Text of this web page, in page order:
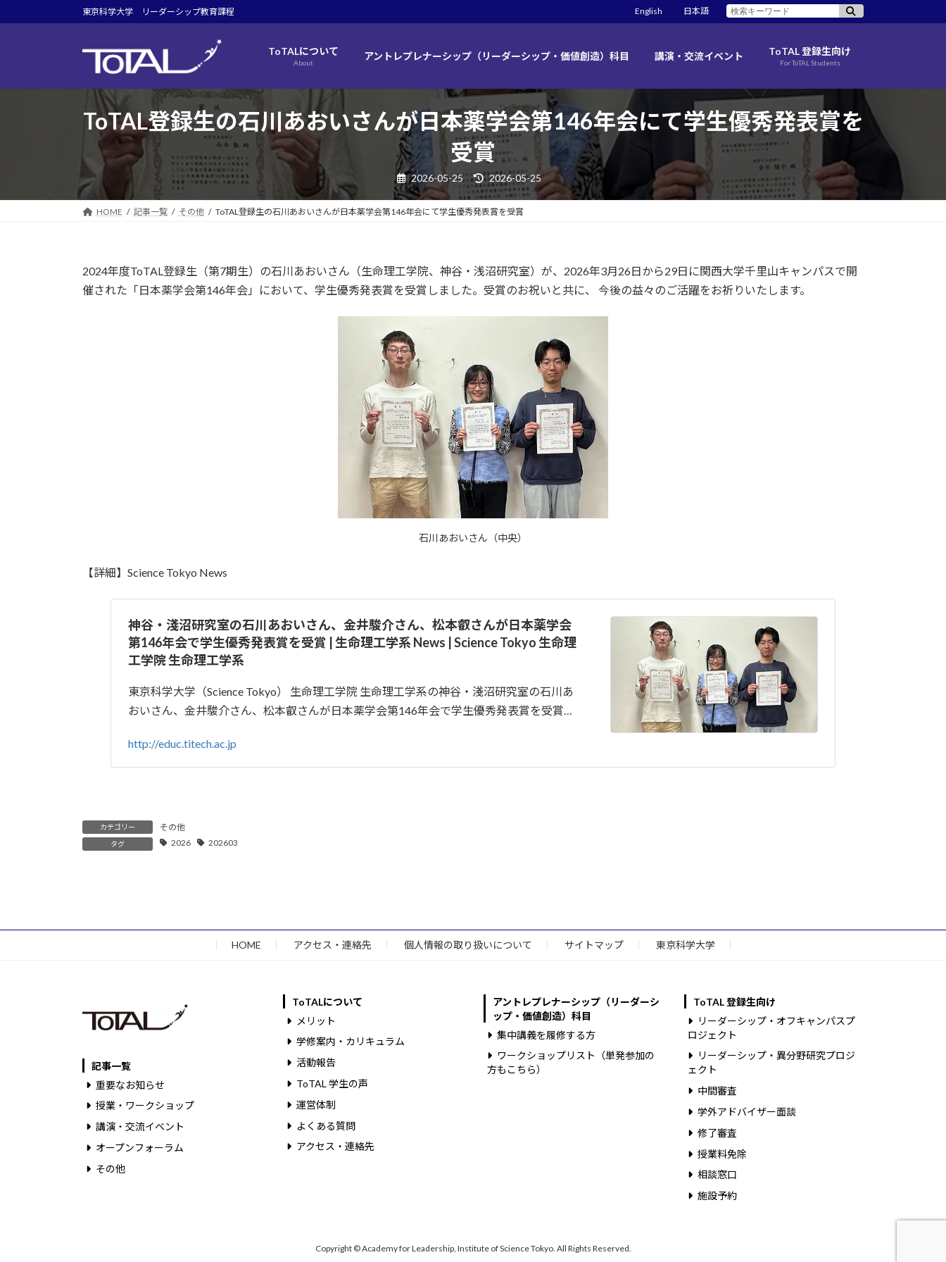
ン
へ
ビ
ョ
東京科学大学 リーダーシップ教育課程 English 日本語
検
索:
ToTALについて
About
アントレプレナーシップ（リーダーシップ・価値創造）科目 講演・交流イベント ToTAL 登録生向け
For ToTAL Students
ToTAL登録生の石川あおいさんが日本薬学会第146年会にて学生優秀発表賞を
受賞
2026-05-25
最
終
更
新
日
2026-05-25
HOME 記事一覧 その他 ToTAL登録生の石川あおいさんが日本薬学会第146年会にて学生優秀発表賞を受賞
2024年度ToTAL登録生（第7期生）の石川あおいさん（生命理工学院、神谷・浅沼研究室）が、2026年3月26日から29日に関西大学千里山キャンパスで開
催された「日本薬学会第146年会」において、学生優秀発表賞を受賞しました。受賞のお祝いと共に、 今後の益々のご活躍をお祈りいたします。
石川あおいさん（中央）
【詳細】Science Tokyo News
神谷・淺沼研究室の石川あおいさん、金井駿介さん、松本叡さんが日本薬学会
第146年会で学生優秀発表賞を受賞 | 生命理工学系 News | Science Tokyo 生命理
工学院 生命理工学系
東京科学大学（Science Tokyo） 生命理工学院 生命理工学系の神谷・淺沼研究室の石川あ
おいさん、金井駿介さん、松本叡さんが日本薬学会第146年会で学生優秀発表賞を受賞…
http://educ.titech.ac.jp
カテゴリー その他
タグ 2026 202603
HOME アクセス・連絡先 個人情報の取り扱いについて サイトマップ 東京科学大学
記事一覧
重要なお知らせ
授業・ワークショップ
講演・交流イベント
オープンフォーラム
その他
ToTALについて
メリット
学修案内・カリキュラム
活動報告
ToTAL 学生の声
運営体制
よくある質問
アクセス・連絡先
アントレプレナーシップ（リーダーシ
ップ・価値創造）科目
集中講義を履修する方
ワークショップリスト（単発参加の
方もこちら）
ToTAL 登録生向け
リーダーシップ・オフキャンパスプ
ロジェクト
リーダーシップ・異分野研究プロジ
ェクト
中間審査
学外アドバイザー面談
修了審査
授業料免除
相談窓口
施設予約
Copyright © Academy for Leadership, Institute of Science Tokyo. All Rights Reserved.